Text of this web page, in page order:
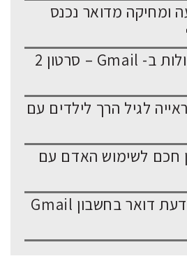
ומחיקה מדואר נכנס
סדרת סרטוני פעולות ב- Gmail – סרטון 2
לגיל הרך לילדים עם
חכם לשימוש האדם עם
יצירת תגובה להודעת דואר בחשבון Gmail